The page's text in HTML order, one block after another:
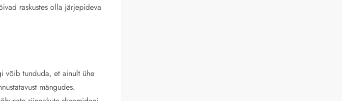
raskustes olla järjepideva
võib tunduda, et ainult ühe
mängudes.